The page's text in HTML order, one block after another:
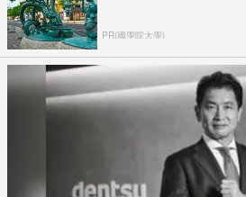
PR(國學院大學)